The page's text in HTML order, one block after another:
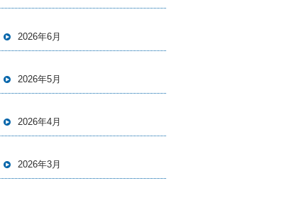
2026年6月
2026年5月
2026年4月
2026年3月